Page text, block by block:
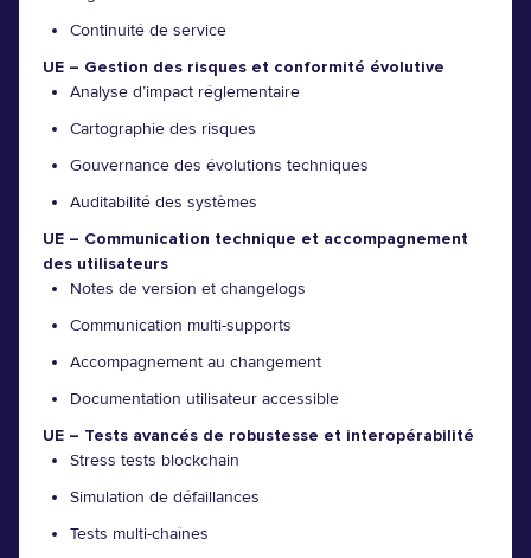
Continuité de service
UE – Gestion des risques et conformité évolutive
Analyse d’impact réglementaire
Cartographie des risques
Gouvernance des évolutions techniques
Auditabilité des systèmes
UE – Communication technique et accompagnement
des utilisateurs
Notes de version et changelogs
Communication multi-supports
Accompagnement au changement
Documentation utilisateur accessible
UE – Tests avancés de robustesse et interopérabilité
Stress tests blockchain
Simulation de défaillances
Tests multi-chaînes